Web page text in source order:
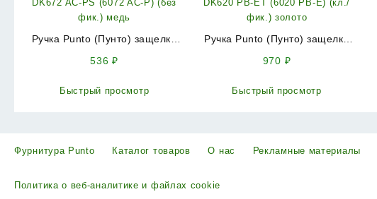
Ручка Punto (Пунто) защелка
536₽
Быстрый просмотр
Ручка Punto (Пунто) защелка
970 ₽
Быстрый просмотр
Фурнитура Punto Каталог товаров О нас Рекламные материалы
Политика о веб-аналитике и файлах cookie